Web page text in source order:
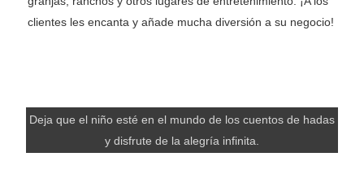
clientes les encanta y añade mucha diversión a su negocio!
Deja que el niño esté en el mundo de los cuentos de hadas
y disfrute de la alegría infinita.